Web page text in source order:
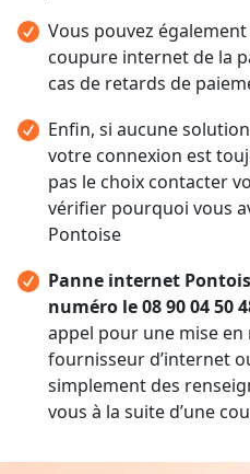
Vous pouvez
coupure internet de la
cas de retards de
Enfin, si aucune
votre connexion est
pas le choix contacter
vérifier pourquoi vous
Pontoise
Panne internet
numéro le 08 90 04 50
appel pour une mise
fournisseur d’internet
simplement des
vous à la suite d’une